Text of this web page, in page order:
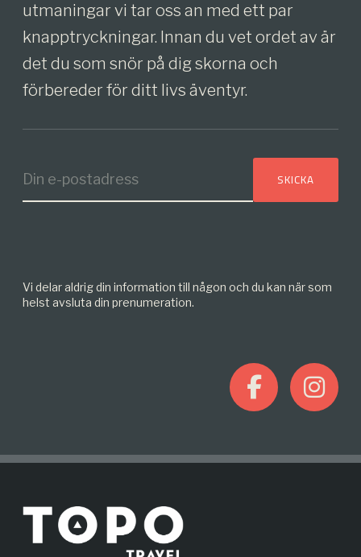
utmaningar vi tar oss an med ett par
knapptryckningar. Innan du vet ordet av är
det du som snör på dig skorna och
förbereder för ditt livs äventyr.
Vi delar aldrig din information till någon och du kan när som
helst avsluta din prenumeration.
F
I
M